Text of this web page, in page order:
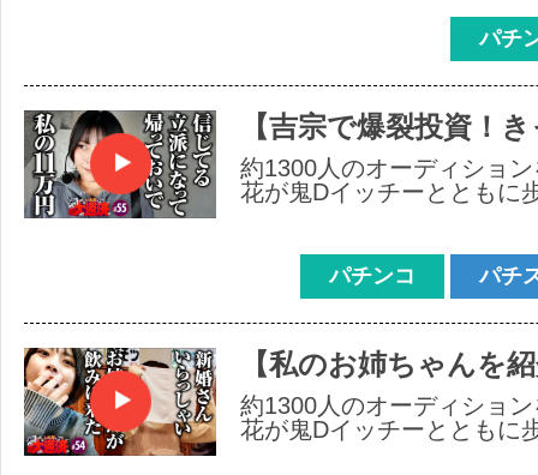
パチ
【吉宗で爆裂投資！
約1300人のオーディショ
花が鬼Dイッチーとともに
パチンコ パチ
【私のお姉ちゃんを
約1300人のオーディショ
花が鬼Dイッチーとともに